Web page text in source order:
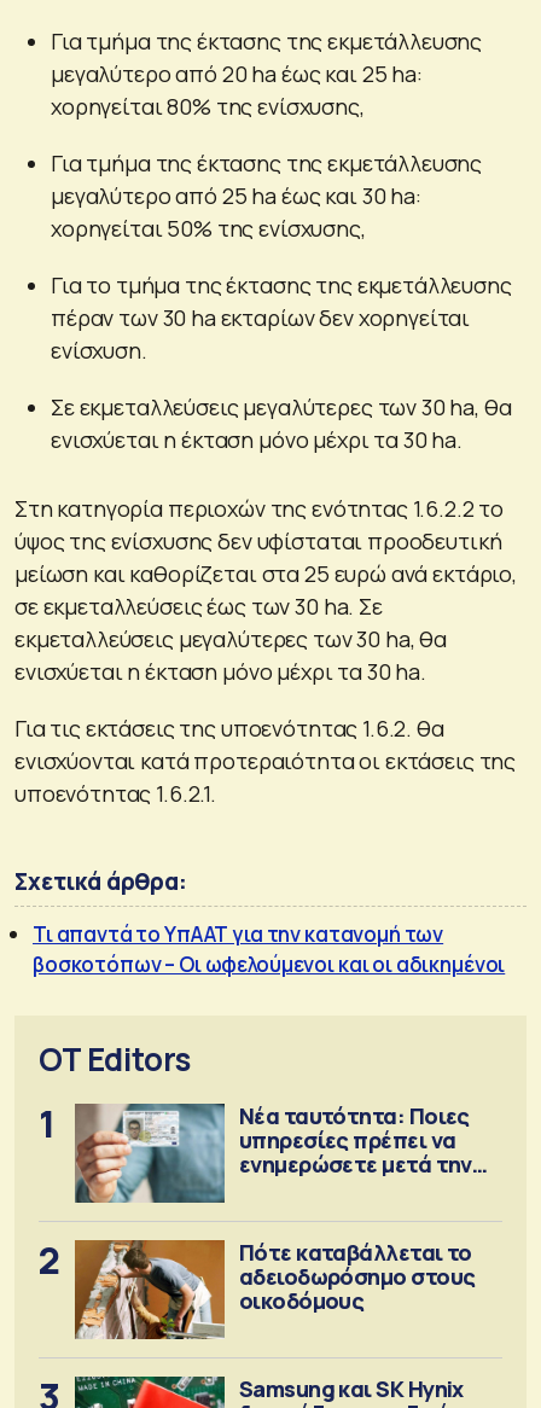
Για τμήμα της έκτασης της εκμετάλλευσης
μεγαλύτερο από 20 ha έως και 25 ha:
χορηγείται 80% της ενίσχυσης,
Για τμήμα της έκτασης της εκμετάλλευσης
μεγαλύτερο από 25 ha έως και 30 ha:
χορηγείται 50% της ενίσχυσης,
Για το τμήμα της έκτασης της εκμετάλλευσης
πέραν των 30 ha εκταρίων δεν χορηγείται
ενίσχυση.
Σε εκμεταλλεύσεις μεγαλύτερες των 30 ha, θα
ενισχύεται η έκταση μόνο μέχρι τα 30 ha.
Στη κατηγορία περιοχών της ενότητας 1.6.2.2 το
ύψος της ενίσχυσης δεν υφίσταται προοδευτική
μείωση και καθορίζεται στα 25 ευρώ ανά εκτάριο,
σε εκμεταλλεύσεις έως των 30 ha. Σε
εκμεταλλεύσεις μεγαλύτερες των 30 ha, θα
ενισχύεται η έκταση μόνο μέχρι τα 30 ha.
Για τις εκτάσεις της υποενότητας 1.6.2. θα
ενισχύονται κατά προτεραιότητα οι εκτάσεις της
υποενότητας 1.6.2.1.
Σχετικά άρθρα:
Τι απαντά το ΥπΑΑΤ για την κατανομή των
βοσκοτόπων – Οι ωφελούμενοι και οι αδικημένοι
OT Editors
1
Νέα ταυτότητα: Ποιες
υπηρεσίες πρέπει να
ενημερώσετε μετά την
2
Πότε καταβάλλεται το
αδειοδωρόσημο στους
οικοδόμους
3
Samsung και SK Hynix